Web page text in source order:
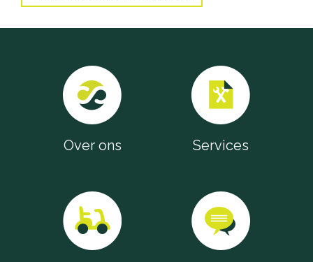
Over ons Services